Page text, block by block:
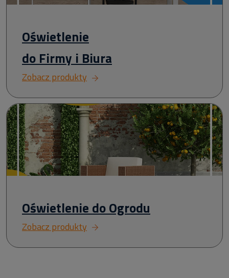
Oświetlenie
do Firmy i Biura
Zobacz produkty
Oświetlenie do Ogrodu
Zobacz produkty